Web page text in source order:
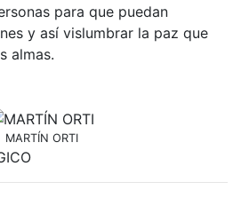
para que puedan
y así vislumbrar la paz que
almas.
MARTÍN ORTI